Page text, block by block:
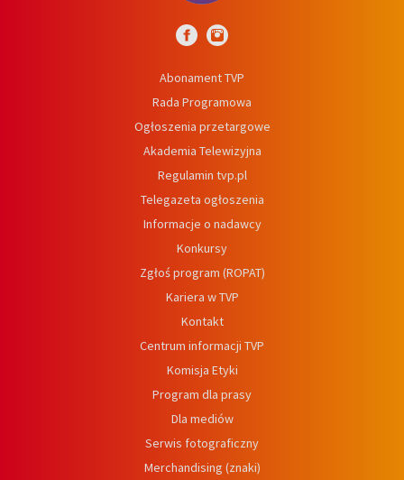
Abonament TVP
Rada Programowa
Ogłoszenia przetargowe
Akademia Telewizyjna
Regulamin tvp.pl
Telegazeta ogłoszenia
Informacje o nadawcy
Konkursy
Zgłoś program (ROPAT)
Kariera w TVP
Kontakt
Centrum informacji TVP
Komisja Etyki
Program dla prasy
Dla mediów
Serwis fotograficzny
Merchandising (znaki)